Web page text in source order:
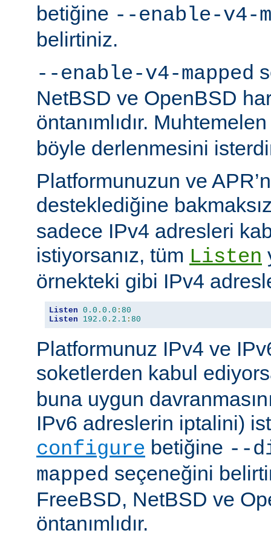
betiğine --enable-v4-
belirtiniz.
--enable-v4-mapped
NetBSD ve OpenBSD
öntanımlıdır.
böyle derlenmesini
Platformunuzun ve
desteklediğine
sadece IPv4 adresleri
istiyorsanız, tüm Listen
örnekteki gibi IPv4
Listen 0.0 . 0.0 : 80
Listen
192.0 . 2.1 : 80
Platformunuz IPv4 ve
soketlerden kabul
buna uygun
IPv6 adreslerin iptalini)
configure betiğine --
mapped seçeneğini
FreeBSD, NetBSD ve
öntanımlıdır.